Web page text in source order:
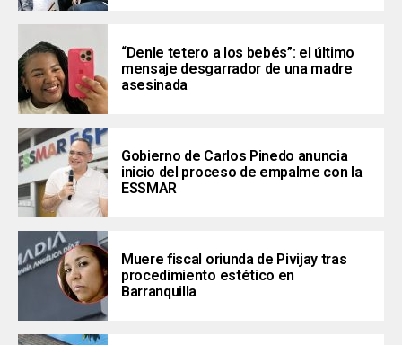
“Denle tetero a los bebés”: el último
mensaje desgarrador de una madre
asesinada
Gobierno de Carlos Pinedo anuncia
inicio del proceso de empalme con la
ESSMAR
Muere fiscal oriunda de Pivijay tras
procedimiento estético en
Barranquilla